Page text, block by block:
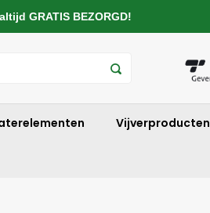
Vijverproducten
GRATIS BEZORGD!